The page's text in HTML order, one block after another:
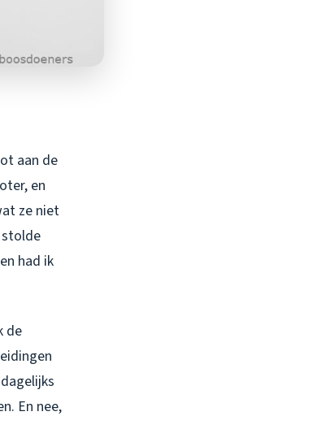
aan de
en
ze niet
had ik
de
En nee,